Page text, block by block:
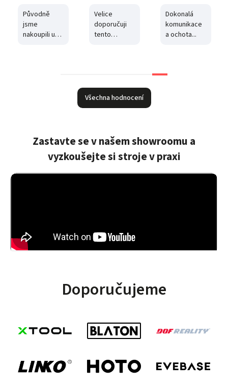
Velice
doporučuji
tento
reagovat a
ihned vše
která se
Dokonalá
komunikace
a ochota...
Vynikající
zákaznický
servis.
Můžu jen
Všechna hodnocení
Zastavte se v našem showroomu a
vyzkoušejte si stroje v praxi
Doporučujeme